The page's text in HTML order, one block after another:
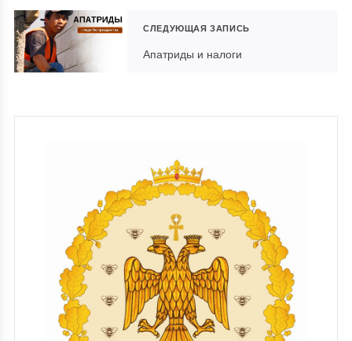
СЛЕДУЮЩАЯ ЗАПИСЬ
Апатриды и налоги